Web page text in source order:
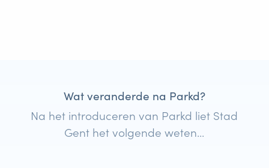
Wat veranderde na Parkd?
Na het introduceren van Parkd liet Stad
Gent het volgende weten...